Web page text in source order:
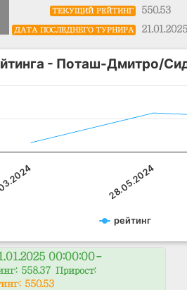
ТЕКУЩИЙ РЕЙТИНГ 550.53
ДАТА ПОСЛЕДНЕГО ТУРНИРА 21.01.2025
- Поташ-Дмитро/
рейтинг
28.05.2024
00:00:00–
558.37 Прирост:
550.53